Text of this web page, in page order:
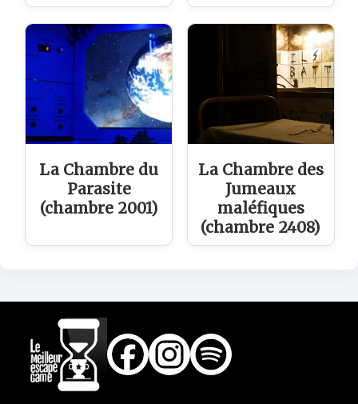
La Chambre du
Parasite
(chambre 2001)
La Chambre des
Jumeaux
maléfiques
(chambre 2408)